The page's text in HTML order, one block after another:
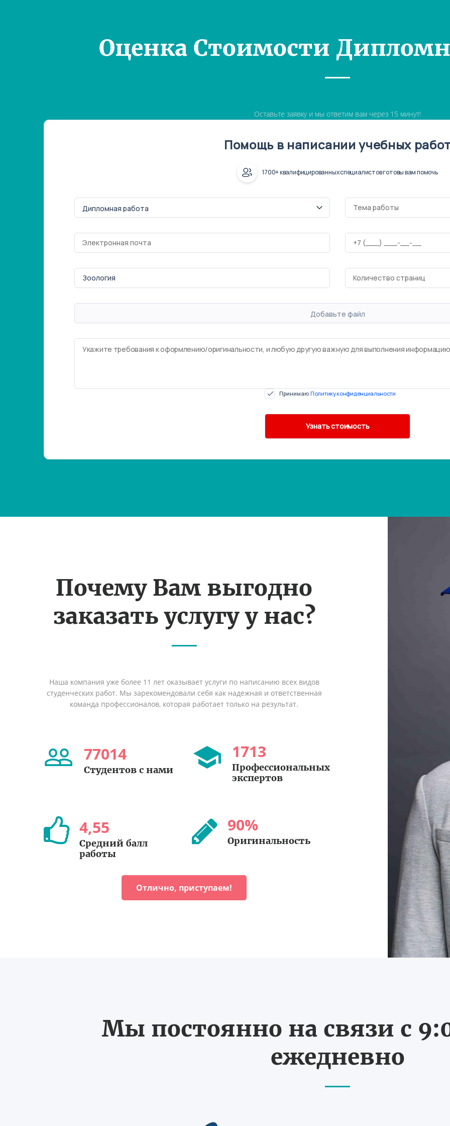
Оценка Стоимости
Оставьте заявку и мы ответим вам через 15 минут!
Помощь в написании учебных
1700+ квалифицированных специалистов готовы вам помочь
Добавьте файл
Принимаю Политику конфиденциальности
Почему Вам выгодно
заказать услугу у нас?
Наша компания уже более 11 лет оказывает услуги по написанию всех видов
студенческих работ. Мы зарекомендовали себя как надежная и ответственная
команда профессионалов, которая работает только на результат.
77014
Студентов с нами
1713
Профессиональных
экспертов
4,55
Средний балл
работы
90%
Оригинальность
Отлично, приступаем!
Мы постоянно на связи с
ежедневно